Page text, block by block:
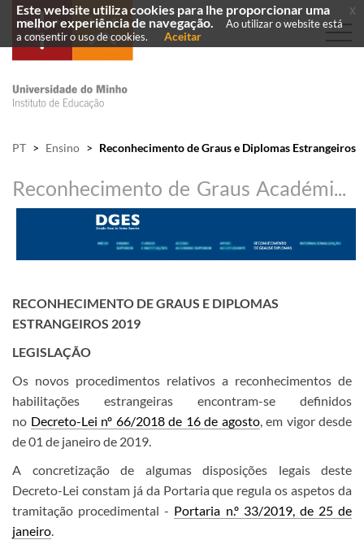
PT > Ensino > Reconhecimento de Graus e Diplomas Estrangeiros
Reconhecimento de Graus Académicos e Diplomas Estrangeiros
​RECONHECIMENTO DE GRAUS E DIPLOMAS
ESTRANGEIROS 2019
LEGISLAÇÃO
Os novos procedimentos relativos a reconhecimentos de
habilitações estrangeiras encontram-se definidos
no Decreto-Lei nº 66/2018 de 16 de agosto, em vigor desde
de 01 de janeiro de 2019.
A concretização de algumas disposições legais deste
Decreto-Lei constam já da Portaria que regula os aspetos da
tramitação procedimental - Portaria n.º 33/2019, de 25 de
janeiro.
Este website utiliza cookies para lhe proporcionar uma
melhor experiência de navegação.
Ao utilizar o website está
a consentir o uso de cookies.
Aceitar
x